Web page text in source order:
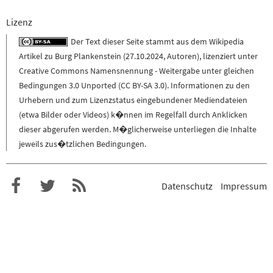
Lizenz
Der Text dieser Seite stammt aus dem Wikipedia
Artikel zu Burg Plankenstein (27.10.2024,Autoren), lizenziert unter
Creative Commons Namensnennung - Weitergabe unter gleichen
Bedingungen 3.0 Unported (CC BY-SA 3.0). Informationen zu den
Urhebern und zum Lizenzstatus eingebundener Mediendateien
(etwa Bilder oder Videos) k�nnen im Regelfall durch Anklicken
dieser abgerufen werden. M�glicherweise unterliegen die Inhalte
jeweils zus�tzlichen Bedingungen.
Datenschutz Impressum